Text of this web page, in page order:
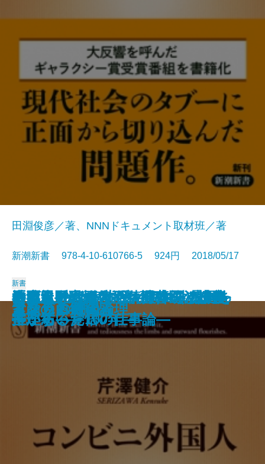
政策至上主義
死と生
悪魔と呼ばれたヴァイオリニスト
―パガニーニ伝―
警察官白書
逃げられない世代―日本型「先送
り」システムの限界―
トヨタ 現場の「オヤジ」たち
本当はダメなアメリカ農業
知の体力
PTA不要論
発達障害と少年犯罪
田淵俊彦／著、NNNドキュメント取材班／著
新潮新書 978-4-10-610766-5 924円 2018/05/17
新書
コンビニ外国人
マサカの時代
人を見る目
神武天皇vs.卑弥呼―ヤマト建国を
推理する―
素顔の西郷隆盛
「毒親」の正体―精神科医の診察
室から―
おまえの代わりなんていくらだっ
ている―覚悟の仕事論―
名門水野家の復活―御曹司と婿養
子が紡いだ100年―
金正恩―恐怖と不条理の統治構造
―
イスラム教の論理